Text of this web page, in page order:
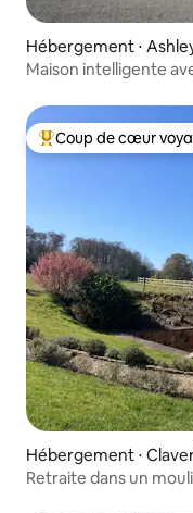
Hébergement ⋅
Maison intelligente
Coups de cœur
Coup de cœur
Hébergement ⋅
Retraite dans un